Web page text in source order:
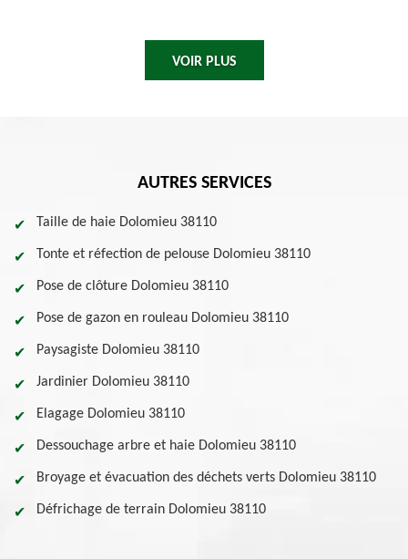
VOIR PLUS
AUTRES SERVICES
Taille de haie Dolomieu 38110
Tonte et réfection de pelouse Dolomieu 38110
Pose de clôture Dolomieu 38110
Pose de gazon en rouleau Dolomieu 38110
Paysagiste Dolomieu 38110
Jardinier Dolomieu 38110
Elagage Dolomieu 38110
Dessouchage arbre et haie Dolomieu 38110
Broyage et évacuation des déchets verts Dolomieu 38110
Défrichage de terrain Dolomieu 38110